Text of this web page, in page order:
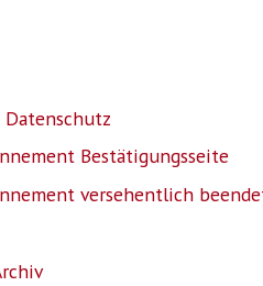
Bestätigungsseite
versehentlich